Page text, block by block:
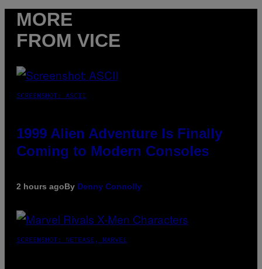
MORE
FROM VICE
SCREENSHOT: ASCII
1999 Alien Adventure Is Finally
Coming to Modern Consoles
2 hours agoBy Denny Connolly
SCREENSHOT: NETEASE, MARVEL